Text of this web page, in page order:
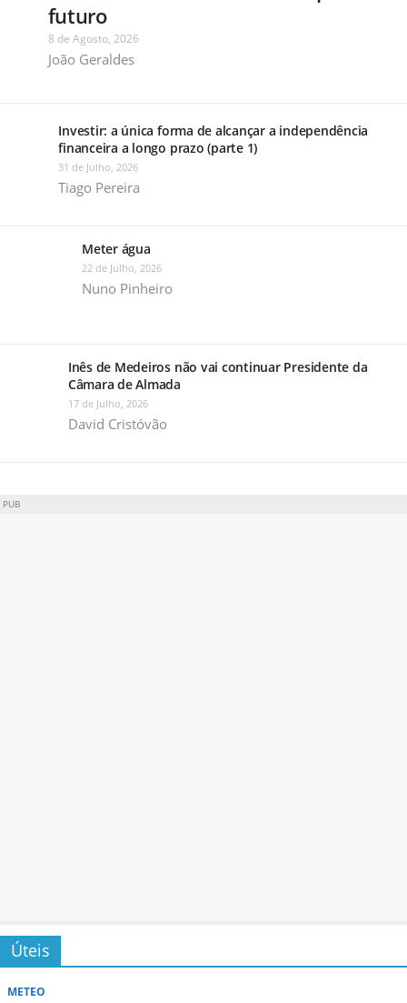
futuro
8 de Agosto, 2026
João Geraldes
Investir: a única forma de alcançar a independência
financeira a longo prazo (parte 1)
31 de Julho, 2026
Tiago Pereira
Meter água
22 de Julho, 2026
Nuno Pinheiro
Inês de Medeiros não vai continuar Presidente da
Câmara de Almada
17 de Julho, 2026
David Cristóvão
PUB
Úteis
METEO